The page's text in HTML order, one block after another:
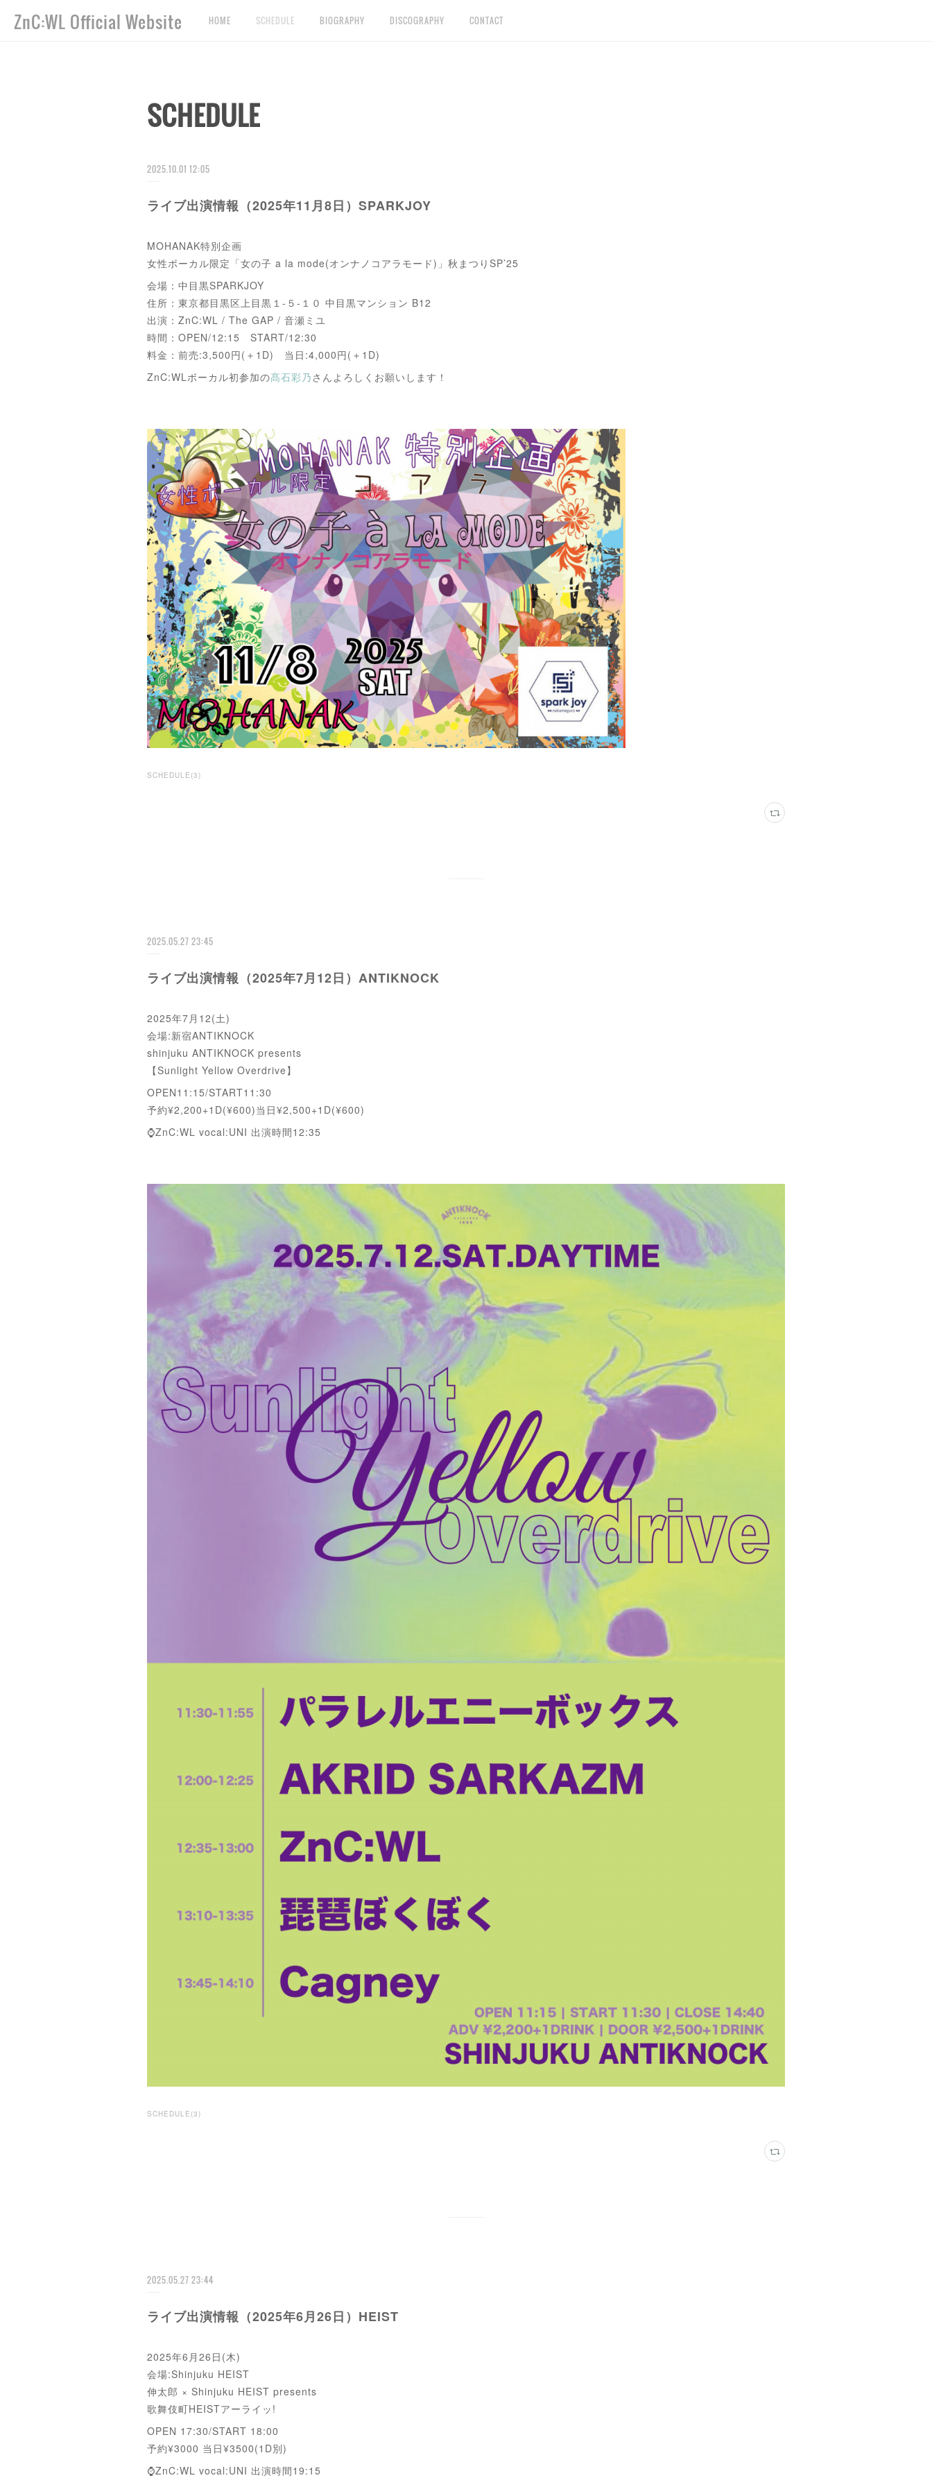
ZnC:WL Official Website HOME SCHEDULE BIOGRAPHY DISCOGRAPHY CONTACT
SCHEDULE
2025.10.01 12:05
ライブ出演情報（2025年11月8日）SPARKJOY
MOHANAK特別企画
女性ボーカル限定「女の子 a la mode(オンナノコアラモード)」秋まつりSP’25
会場：中目黒SPARKJOY
住所：東京都目黒区上目黒１-５-１０ 中目黒マンション B12
出演：ZnC:WL / The GAP / 音瀬ミユ
時間：OPEN/12:15 START/12:30
料金：前売:3,500円(＋1D) 当日:4,000円(＋1D)
ZnC:WLボーカル初参加の髙石彩乃 さんよろしくお願いします！
SCHEDULE (3)
2025.05.27 23:45
ライブ出演情報（2025年7月12日）ANTIKNOCK
2025年7月12(土)
会場:新宿ANTIKNOCK
shinjuku ANTIKNOCK presents
【Sunlight Yellow Overdrive】
OPEN11:15/START11:30
予約¥2,200+1D(¥600)当日¥2,500+1D(¥600)
⌚️ZnC:WL vocal:UNI 出演時間12:35
SCHEDULE (3)
2025.05.27 23:44
ライブ出演情報（2025年6月26日）HEIST
2025年6月26日(木)
会場:Shinjuku HEIST
伸太郎 × Shinjuku HEIST presents
歌舞伎町HEISTアーライッ!
OPEN 17:30/START 18:00
予約¥3000 当日¥3500(1D別)
⌚️ZnC:WL vocal:UNI 出演時間19:15